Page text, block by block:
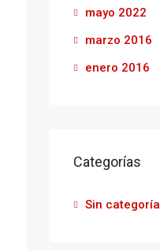
mayo 2022
marzo 2016
enero 2016
Categorías
Sin categoría